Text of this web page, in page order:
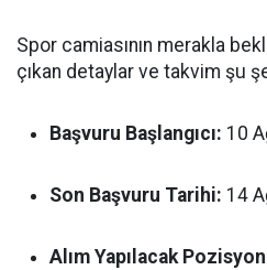
Spor camiasının merakla
çıkan detaylar ve takvim şu
Başvuru Başlangıcı: 10
Son Başvuru Tarihi: 14
Alım Yapılacak